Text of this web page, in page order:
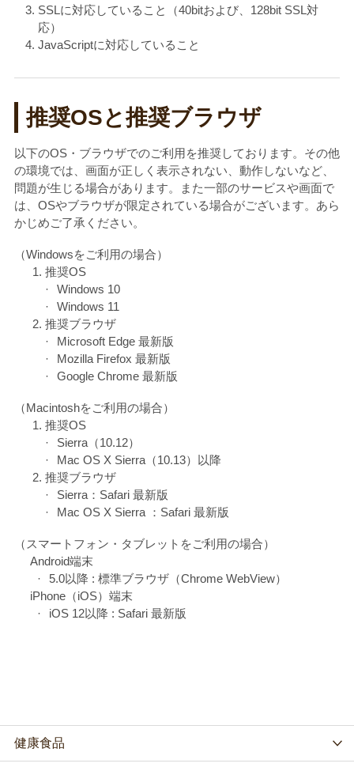
SSLに対応していること（40bitおよび、128bit SSL対
応）
JavaScriptに対応していること
推奨OSと推奨ブラウザ
以下のOS・ブラウザでのご利用を推奨しております。その他
の環境では、画面が正しく表示されない、動作しないなど、
問題が生じる場合があります。また一部のサービスや画面で
は、OSやブラウザが限定されている場合がございます。あら
かじめご了承ください。
（Windowsをご利用の場合）
推奨OS
Windows 10
Windows 11
推奨ブラウザ
Microsoft Edge 最新版
Mozilla Firefox 最新版
Google Chrome 最新版
（Macintoshをご利用の場合）
推奨OS
Sierra（10.12）
Mac OS X Sierra（10.13）以降
推奨ブラウザ
Sierra：Safari 最新版
Mac OS X Sierra ：Safari 最新版
（スマートフォン・タブレットをご利用の場合）
Android端末
5.0以降 : 標準ブラウザ（Chrome WebView）
iPhone（iOS）端末
iOS 12以降 : Safari 最新版
健康食品